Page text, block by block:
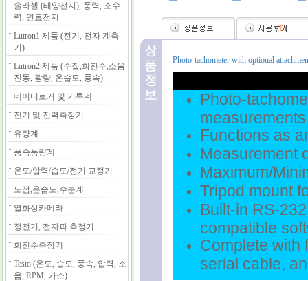
솔라셀 (태양전지), 풍력, 소수
력, 연료전지
Lutron1 제품 (전기, 전자 계측
기)
Lutron2 제품 (수질,회전수,소음
진동, 광량, 온습도, 풍속)
데이터로거 및 기록계
전기 및 전력측정기
유량계
풍속풍량계
온도/압력/습도/전기 교정기
노점,온습도,수분계
열화상카메라
정전기, 전자파 측정기
회전수측정기
Testo (온도, 습도, 풍속, 압력, 소
음, RPM, 가스)
(0)
Photo-tachometer with optional
Photo-
measurements
Functions as
Measurement
Maximum/
Tripod mount
Built-in RS-
compatible
Complete with
serial cable,